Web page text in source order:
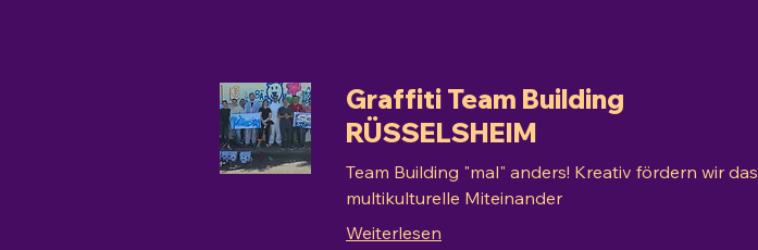
Graffiti Team Building
RÜSSELSHEIM
Team Building "mal" anders! Kreativ fördern wir das
multikulturelle Miteinander
Weiterlesen